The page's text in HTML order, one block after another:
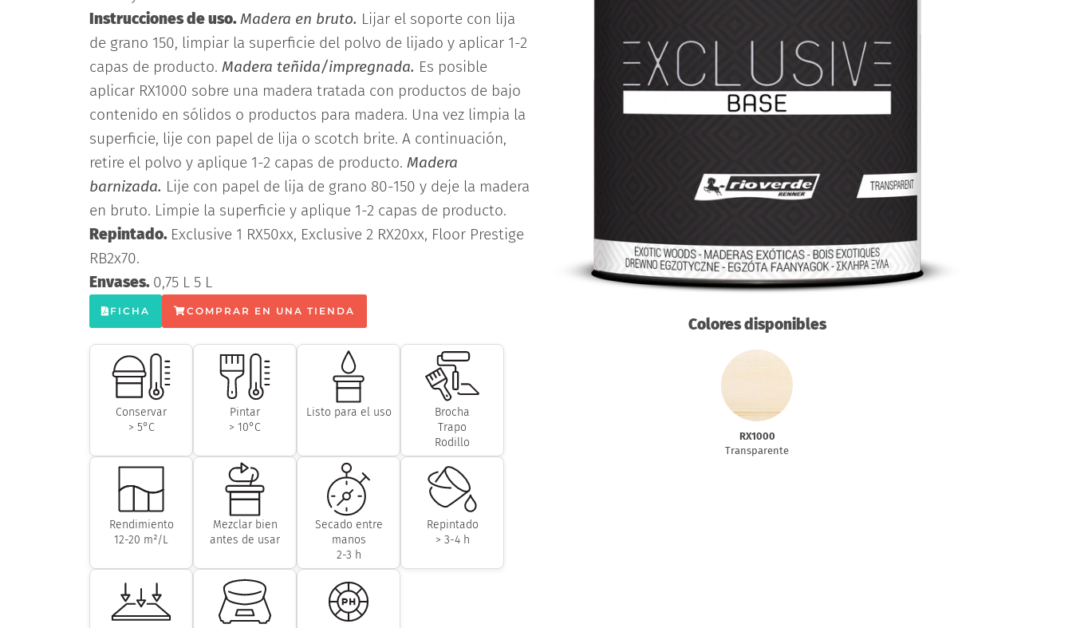
Instrucciones de uso.Madera en bruto. Lijar el soporte con lija
de grano 150, limpiar la superficie del polvo de lijado y aplicar 1-2
capas de producto. Madera teñida/impregnada. Es posible
aplicar RX1000 sobre una madera tratada con productos de bajo
contenido en sólidos o productos para madera. Una vez limpia la
superficie, lije con papel de lija o scotch brite. A continuación,
retire el polvo y aplique 1-2 capas de producto. Madera
barnizada. Lije con papel de lija de grano 80-150 y deje la madera
en bruto. Limpie la superficie y aplique 1-2 capas de producto.
Repintado. Exclusive 1 RX50xx, Exclusive 2 RX20xx, Floor Prestige
RB2x70.
Envases. 0,75 L 5 L
FICHA COMPRAR EN UNA TIENDA
Conservar
> 5°C
Pintar
> 10°C
Listo para el uso
Brocha
Trapo
Rodillo
Rendimiento
12-20 m²/L
Mezclar bien
antes de usar
Secado entre
manos
2-3 h
Repintado
> 3-4 h
Colores disponibles
RX1000
Transparente